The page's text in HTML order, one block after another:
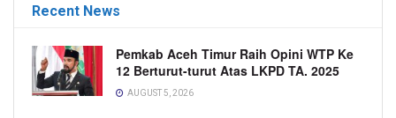
Recent News
Pemkab Aceh Timur Raih Opini WTP Ke
12 Berturut-turut Atas LKPD TA. 2025
AUGUST 5, 2026